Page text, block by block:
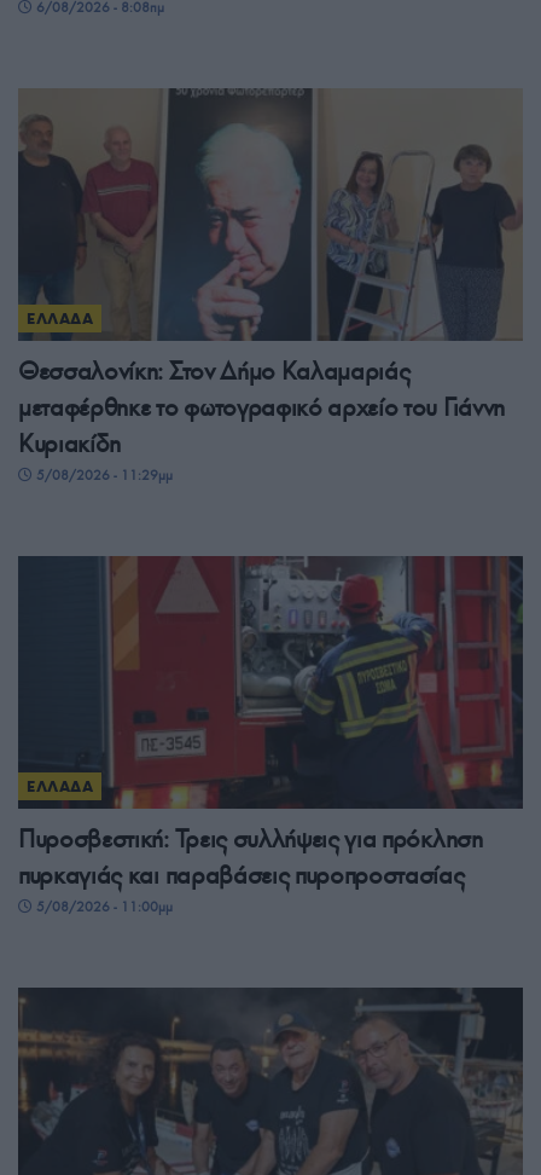
6/08/2026 - 8:08πμ
ΕΛΛΑΔΑ
Θεσσαλονίκη: Στον Δήμο Καλαμαριάς
μεταφέρθηκε το φωτογραφικό αρχείο του Γιάννη
Κυριακίδη
5/08/2026 - 11:29μμ
ΕΛΛΑΔΑ
Πυροσβεστική: Τρεις συλλήψεις για πρόκληση
πυρκαγιάς και παραβάσεις πυροπροστασίας
5/08/2026 - 11:00μμ